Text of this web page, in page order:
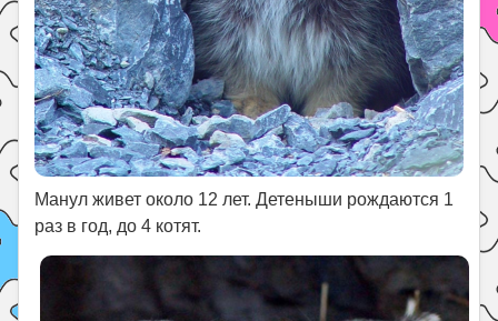
Манул живет около 12 лет. Детеныши рождаются 1
раз в год, до 4 котят.